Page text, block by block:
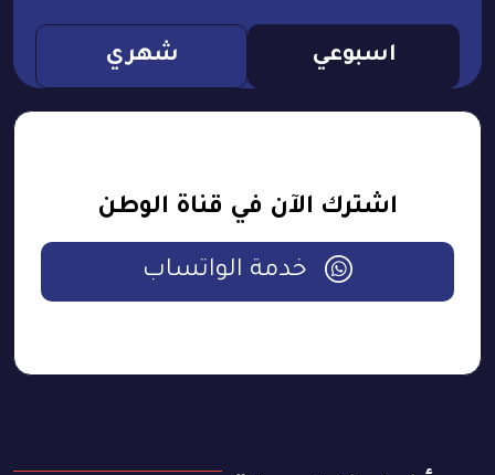
اسبوعي شهري
اشترك الآن في قناة الوطن
خدمة الواتساب